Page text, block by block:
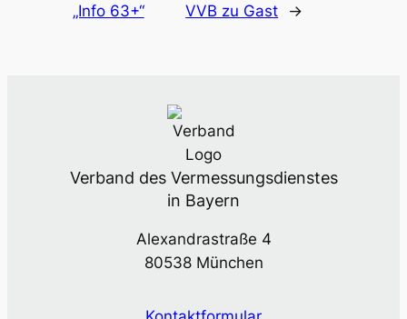
„Info 63+“
VVB zu Gast
→
Verband des Vermessungsdienstes
in Bayern
Alexandrastraße 4
80538 München